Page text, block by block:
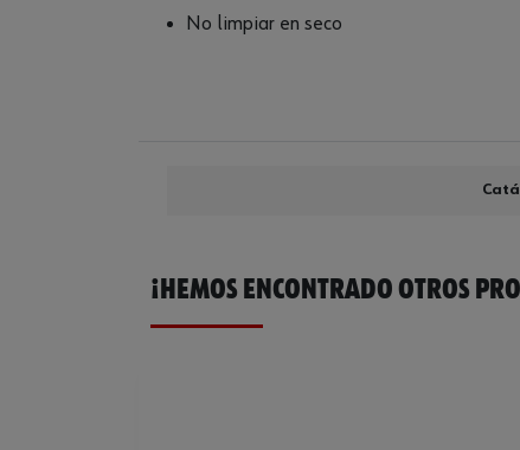
No limpiar en seco
¡HEMOS ENCONTRADO OTROS